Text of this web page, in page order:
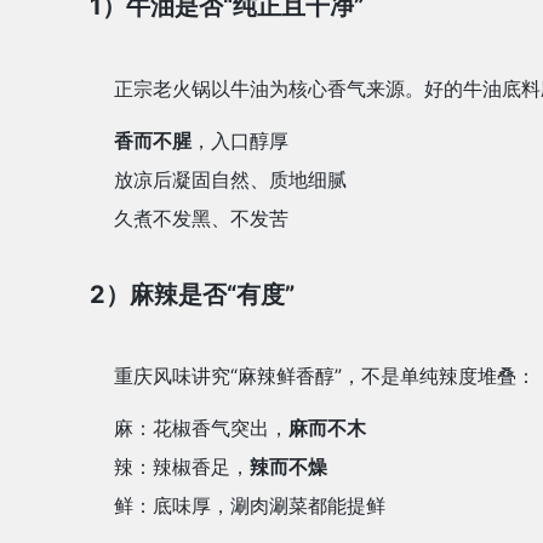
1）牛油是否“纯正且干净”
正宗老火锅以牛油为核心香气来源。好的牛油底
香而不腥 ，入口醇厚
放凉后凝固自然、质地细腻
久煮不发黑、不发苦
2）麻辣是否“有度”
重庆风味讲究“麻辣鲜香醇”，不是单纯辣度堆叠：
麻：花椒香气突出， 麻而不木
辣：辣椒香足， 辣而不燥
鲜：底味厚，涮肉涮菜都能提鲜